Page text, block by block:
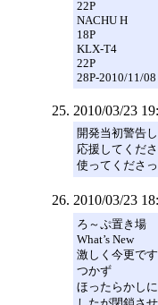
22P
NACHU H
18P
KLX-T4
22P
28P-2010/11/08
2010/03/23
開発当初警告
応援してくだ
使ってくださ
2010/03/23
ろ～ぷ置き場
What’s New
激しく今更で
つかず
ほったらかし